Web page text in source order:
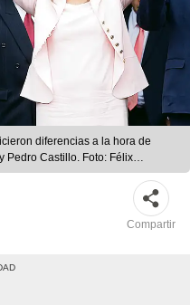
diferencias a la hora de
Pedro Castillo. Foto: Félix
Compartir